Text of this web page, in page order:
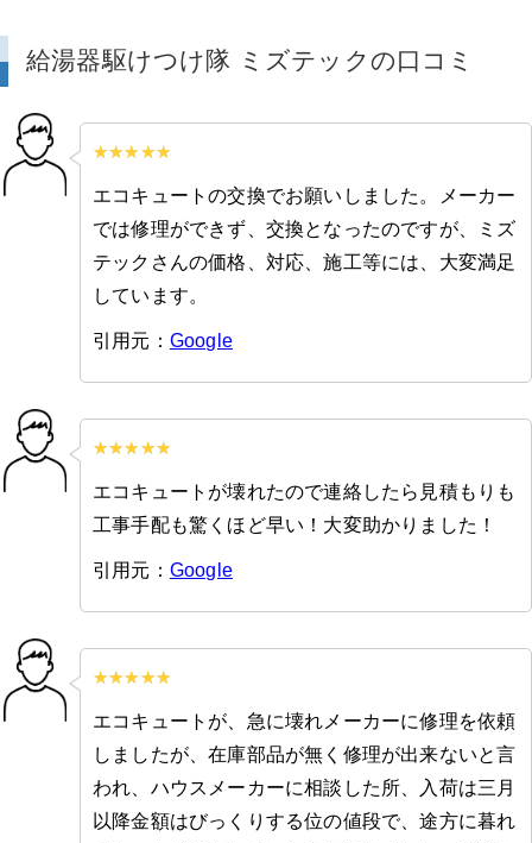
給湯器駆けつけ隊 ミズテックの口コミ
エコキュートの交換でお願いしました。メーカー
では修理ができず、交換となったのですが、ミズ
テックさんの価格、対応、施工等には、大変満足
しています。
引用元： Google
エコキュートが壊れたので連絡したら見積もりも
工事手配も驚くほど早い！大変助かりました！
引用元： Google
エコキュートが、急に壊れメーカーに修理を依頼
しましたが、在庫部品が無く修理が出来ないと言
われ、ハウスメーカーに相談した所、入荷は三月
以降金額はびっくりする位の値段で、途方に暮れ